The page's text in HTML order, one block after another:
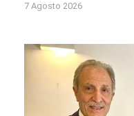
7 Agosto 2026